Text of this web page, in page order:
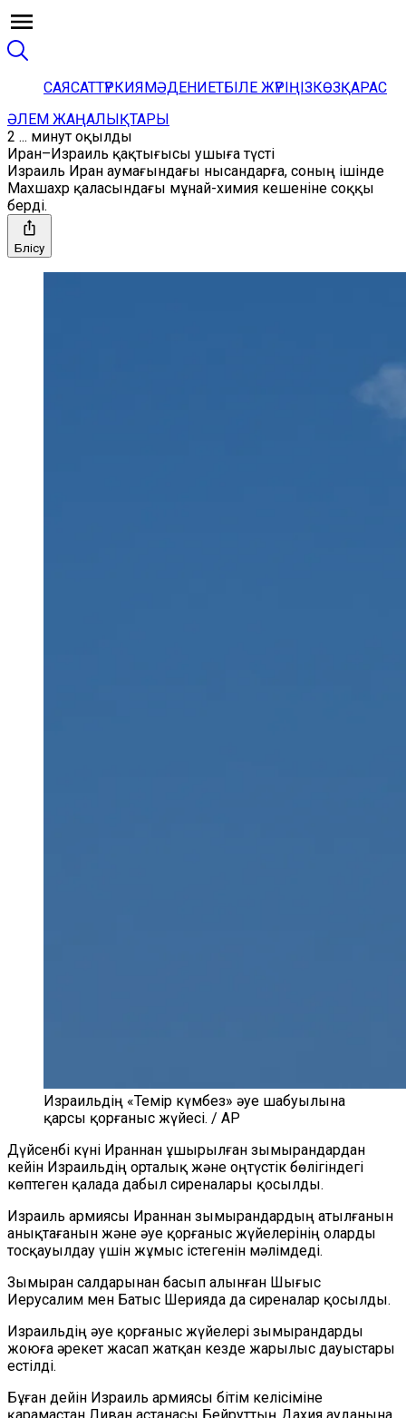
САЯСАТТҮРКИЯМӘДЕНИЕТБІЛЕ ЖҮРІҢІЗКӨЗҚАРАС
ӘЛЕМ ЖАҢАЛЫҚТАРЫ
2 ... минут оқылды
Иран–Израиль қақтығысы ушыға түсті
Израиль Иран аумағындағы нысандарға, соның ішінде
Махшахр қаласындағы мұнай-химия кешеніне соққы
берді.
Бөлісу
Израильдің «Темір күмбез» әуе шабуылына
қарсы қорғаныс жүйесі. / AP
Дүйсенбі күні Ираннан ұшырылған зымырандардан
кейін Израильдің орталық және оңтүстік бөлігіндегі
көптеген қалада дабыл сиреналары қосылды.
Израиль армиясы Ираннан зымырандардың атылғанын
анықтағанын және әуе қорғаныс жүйелерінің оларды
тосқауылдау үшін жұмыс істегенін мәлімдеді.
Зымыран салдарынан басып алынған Шығыс
Иерусалим мен Батыс Шерияда да сиреналар қосылды.
Израильдің әуе қорғаныс жүйелері зымырандарды
жоюға әрекет жасап жатқан кезде жарылыс дауыстары
естілді.
Бұған дейін Израиль армиясы бітім келісіміне